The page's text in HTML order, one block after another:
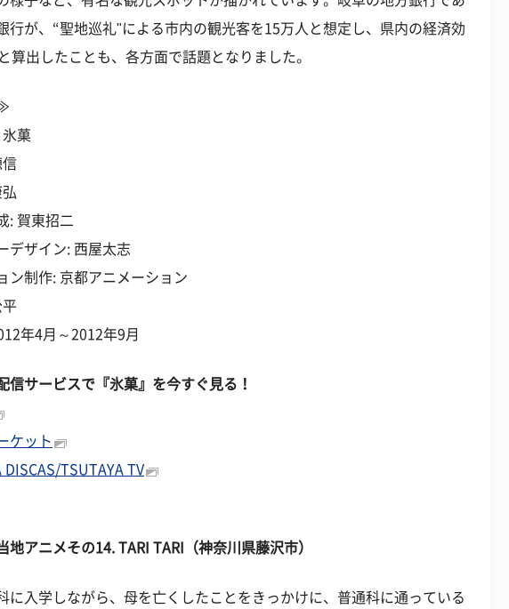
行が、“聖地巡礼"による市内の観光客を15万人と想定し、県内の経済効
算出したことも、各方面で話題となりました。
氷菓
信
: 賀東招二
デザイン: 西屋太志
ン制作: 京都アニメーション
平
年4月～2012年9月
信サービスで『氷菓』を今すぐ見る！
ケット
DISCAS/TSUTAYA TV
地アニメその14. TARI TARI（神奈川県藤沢市）
に入学しながら、母を亡くしたことをきっかけに、普通科に通っている